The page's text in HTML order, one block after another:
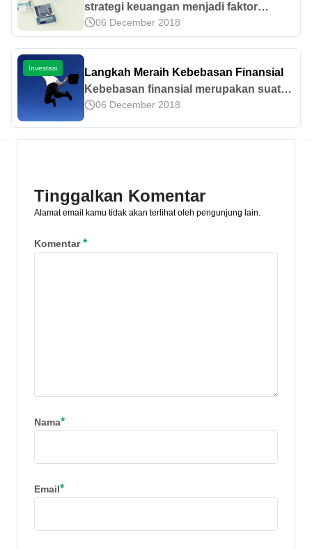
strategi keuangan menjadi faktor
penting yang harus diperhatikan dalam
upaya menjaga kestabilan dan
lebih baik
06 December 2018
Investasi
Langkah Meraih Kebebasan Finansial
Kebebasan finansial merupakan suatu
keadaan yang didambakan oleh semua
telah mencapai kebebasan finansial
miskin. Seseorang yang telah mencapai
dari pendapatan pasif yang dimilikinya,
dia bisa memenuhi segala
06 December 2018
Tinggalkan Komentar
Alamat email kamu tidak akan terlihat oleh pengunjung lain.
Komentar*
Nama*
Email*